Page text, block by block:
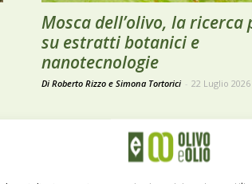
Mosca dell’olivo, la ricerca
su estratti botanici e
nanotecnologie
Di Roberto Rizzo e Simona Tortorici - 22 Luglio 2026